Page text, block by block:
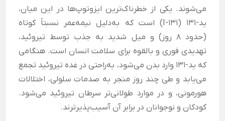
می‌شوند. یکی از خطرناک‌ترین ایزوتوپ‌ها در این میان،
ید-۱۳۱ (I-131) است که به‌دلیل نیمه‌عمر نسبتاً کوتاه
(حدود ۸ روز) و میل شدید به جذب توسط تیروئید،
تهدیدی فوری و بالقوه برای سلامت انسان است. هنگامی
که ید-۱۳۱ وارد بدن می‌شود، به‌راحتی در غده تیروئید تجمع
می‌یابد و طی چند روز منجر به صدمات سلولی، اختلالات
هورمونی، و در موارد طولانی‌تر سرطان تیروئید می‌شود.
کودکان و نوجوانان در برابر آن آسیب‌پذیرترند.